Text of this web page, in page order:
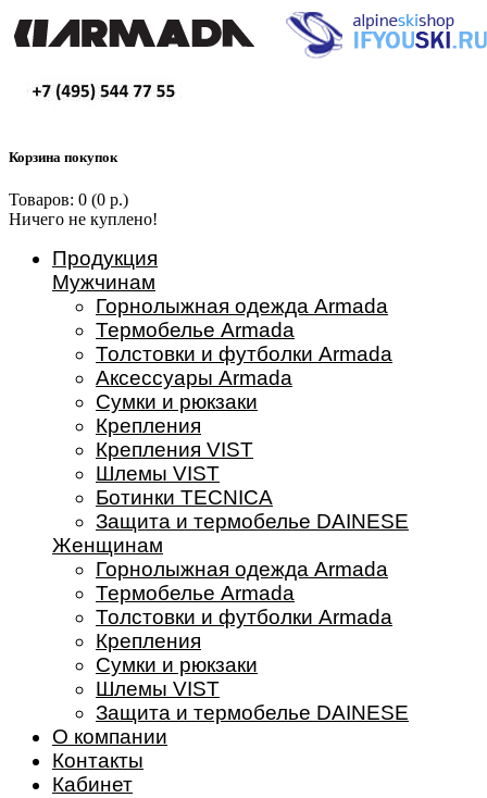
Корзина покупок
Товаров: 0 (0 р.)
Ничего не куплено!
Продукция
Мужчинам
Горнолыжная одежда Armada
Термобелье Armada
Толстовки и футболки Armada
Аксессуары Armada
Сумки и рюкзаки
Крепления
Крепления VIST
Шлемы VIST
Ботинки TECNICA
Защита и термобелье DAINESE
Женщинам
Горнолыжная одежда Armada
Термобелье Armada
Толстовки и футболки Armada
Крепления
Сумки и рюкзаки
Шлемы VIST
Защита и термобелье DAINESE
О компании
Контакты
Кабинет